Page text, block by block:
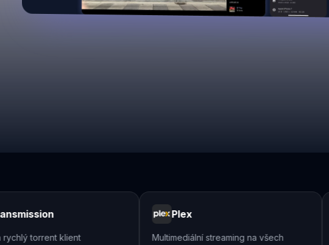
torrent klient
Plex
Multimediální streaming na všech